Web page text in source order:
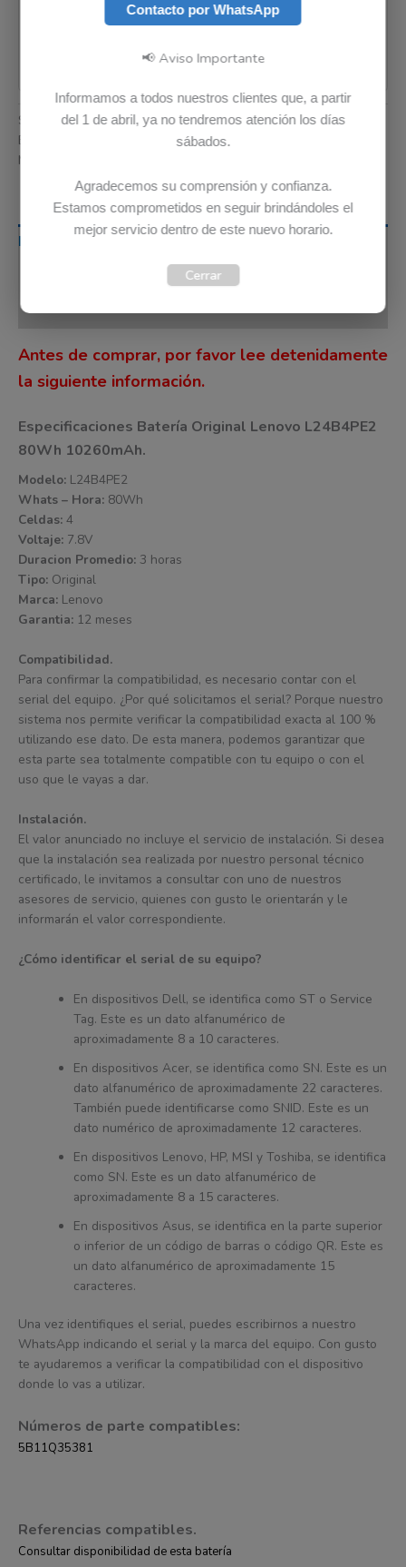
SKU: 5B11Q35379 Categoría:Baterias
Etiquetas:
Garantia 12 meses
Marca:
Descripción
Valoraciones (0)
Antes de comprar, por favor lee detenidamente
la siguiente información.
Especificaciones Batería Original Lenovo L24B4PE2
80Wh 10260mAh.
Modelo: L24B4PE2
Whats – Hora: 80Wh
Celdas: 4
Voltaje: 7.8V
Duracion Promedio: 3 horas
Tipo: Original
Marca: Lenovo
Garantia: 12 meses
Compatibilidad.
Para confirmar la compatibilidad, es necesario contar con el
serial del equipo. ¿Por qué solicitamos el serial? Porque nuestro
sistema nos permite verificar la compatibilidad exacta al 100 %
utilizando ese dato. De esta manera, podemos garantizar que
esta parte sea totalmente compatible con tu equipo o con el
uso que le vayas a dar.
Instalación.
El valor anunciado no incluye el servicio de instalación. Si desea
que la instalación sea realizada por nuestro personal técnico
certificado, le invitamos a consultar con uno de nuestros
asesores de servicio, quienes con gusto le orientarán y le
informarán el valor correspondiente.
¿Cómo identificar el serial de su equipo?
En dispositivos Dell, se identifica como ST o Service
Tag. Este es un dato alfanumérico de
aproximadamente 8 a 10 caracteres.
En dispositivos Acer, se identifica como SN. Este es un
dato alfanumérico de aproximadamente 22 caracteres.
También puede identificarse como SNID. Este es un
dato numérico de aproximadamente 12 caracteres.
En dispositivos Lenovo, HP, MSI y Toshiba, se identifica
como SN. Este es un dato alfanumérico de
aproximadamente 8 a 15 caracteres.
En dispositivos Asus, se identifica en la parte superior
o inferior de un código de barras o código QR. Este es
un dato alfanumérico de aproximadamente 15
caracteres.
Una vez identifiques el serial, puedes escribirnos a nuestro
WhatsApp indicando el serial y la marca del equipo. Con gusto
te ayudaremos a verificar la compatibilidad con el dispositivo
donde lo vas a utilizar.
Números de parte compatibles:
5B11Q35381
Referencias compatibles.
Consultar disponibilidad de esta batería
Contacto por WhatsApp
📢 Aviso Importante
Informamos a todos nuestros clientes que, a partir
del 1 de abril, ya no tendremos atención los días
sábados.
Agradecemos su comprensión y confianza.
Estamos comprometidos en seguir brindándoles el
mejor servicio dentro de este nuevo horario.
Cerrar